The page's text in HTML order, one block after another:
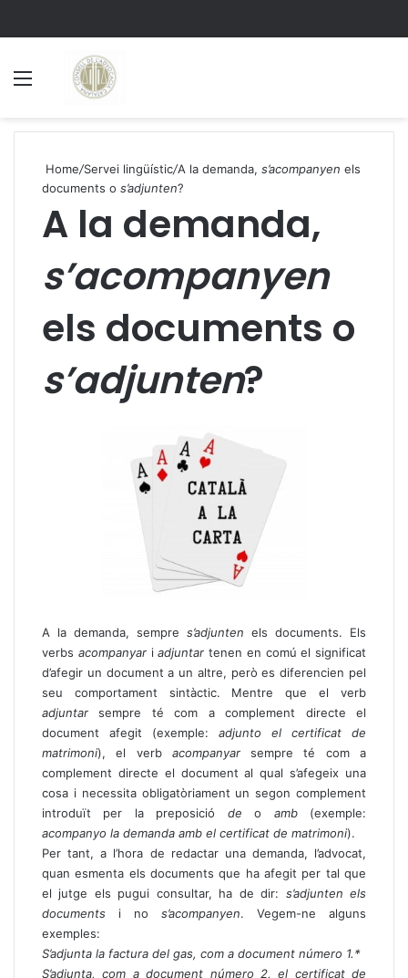
Home/Servei lingüístic/A la demanda, s’acompanyen els
documents o s’adjunten?
A la demanda,
s’acompanyen
els documents o
s’adjunten?
A la demanda, sempre s’adjunten els documents. Els
verbs acompanyariadjuntar tenen en comú el significat
d’afegir un document a un altre, però es diferencien pel
seu comportament sintàctic. Mentre que el verb
adjuntar sempre té com a complement directe el
document afegit (exemple: adjunto el certificat de
matrimoni), el verb acompanyarsempre té com a
complement directe el document al qual s’afegeix una
cosa i necessita obligatòriament un segon complement
introduït per la preposició de o amb(exemple:
acompanyo la demanda amb el certificat de matrimoni).
Per tant, a l’hora de redactar una demanda, l’advocat,
quan esmenta els documents que ha afegit per tal que
el jutge els pugui consultar, ha de dir: s’adjunten els
documents i no s’acompanyen. Vegem-ne alguns
exemples:
S’adjunta la factura del gas, com a document número 1.*
S’adjunta, com a document número 2, el certificat de